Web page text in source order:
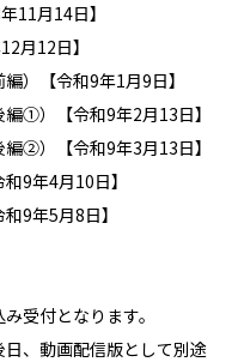
月14日】
月12日】
）【令和9年1月9日】
①）【令和9年2月13日】
②）【令和9年3月13日】
9年4月10日】
9年5月8日】
受付となります。
、動画配信版として別途